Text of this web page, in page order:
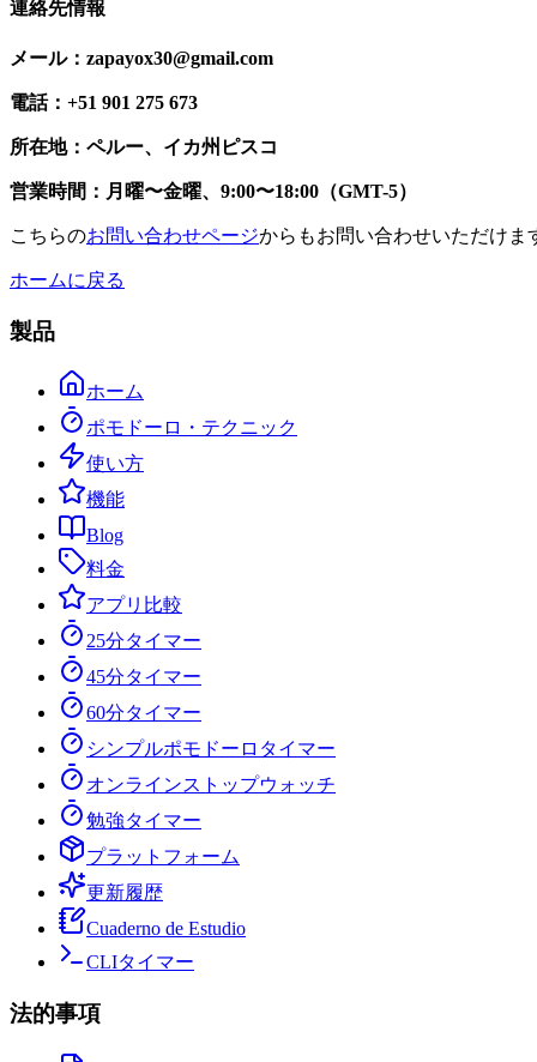
連絡先情報
メール：zapayox30@gmail.com
電話：+51 901 275 673
所在地：ペルー、イカ州ピスコ
営業時間：月曜〜金曜、9:00〜18:00（GMT-5）
こちらのお問い合わせページからもお問い合わせいただけま
ホームに戻る
製品
ホーム
ポモドーロ・テクニック
使い方
機能
Blog
料金
アプリ比較
25分タイマー
45分タイマー
60分タイマー
シンプルポモドーロタイマー
オンラインストップウォッチ
勉強タイマー
プラットフォーム
更新履歴
Cuaderno de Estudio
CLIタイマー
法的事項